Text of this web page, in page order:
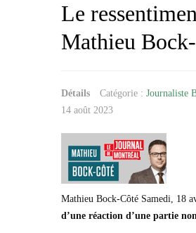
Le
Mathieu
Détails Catégorie : Journaliste
14 août 2023
Mathieu Bock-Côté Samedi, 18
d’une réaction d’une partie